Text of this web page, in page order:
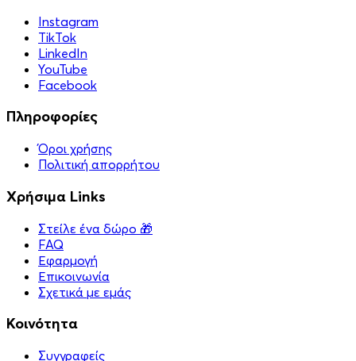
Instagram
TikTok
LinkedIn
YouTube
Facebook
Πληροφορίες
Όροι χρήσης
Πολιτική απορρήτου
Χρήσιμα Links
Στείλε ένα δώρο 🎁
FAQ
Εφαρμογή
Επικοινωνία
Σχετικά με εμάς
Κοινότητα
Συγγραφείς